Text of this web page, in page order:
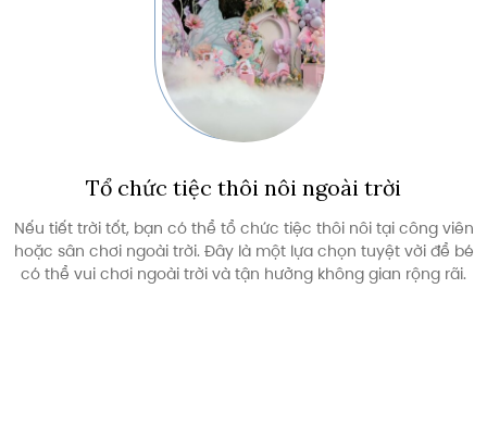
Tổ chức tiệc thôi nôi ngoài trời
Nếu tiết trời tốt, bạn có thể tổ chức tiệc thôi nôi tại công viên
hoặc sân chơi ngoài trời. Đây là một lựa chọn tuyệt vời để bé
có thể vui chơi ngoài trời và tận hưởng không gian rộng rãi.